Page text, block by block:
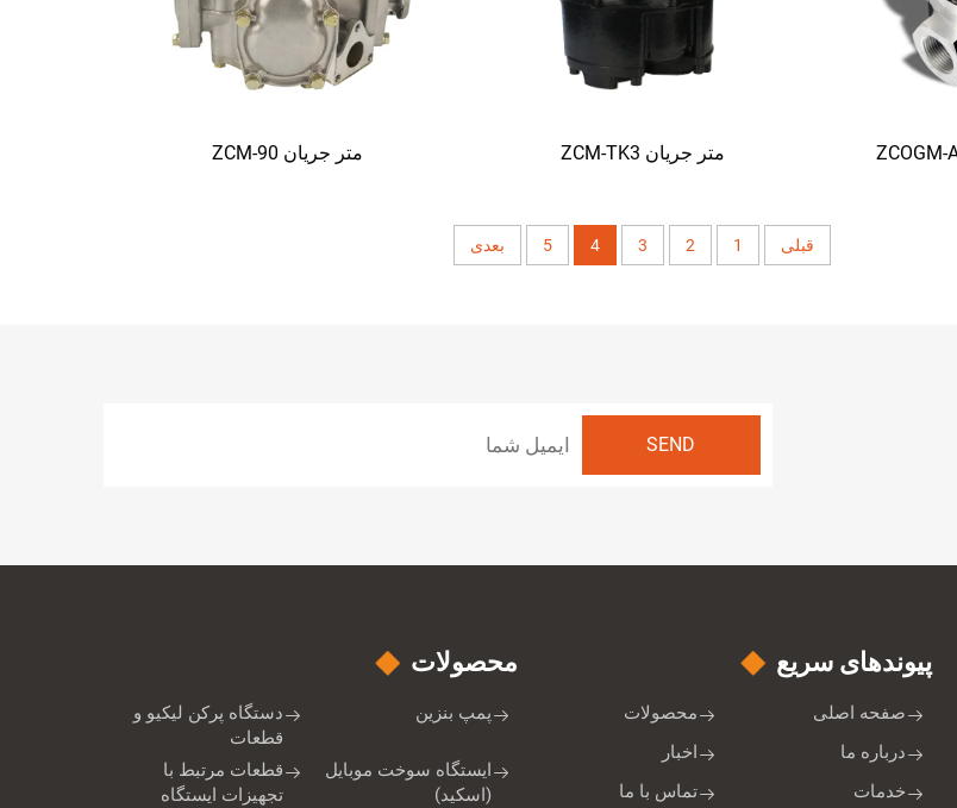
متر جریان ZCM-TK3 متر جریان ZCM-90
قبلی 1
2
3
4
5 بعدی
پیوند‌های سریع
صفحه اصلی
محصولات
درباره ما
اخبار
خدمات
تماس با ما
محصولات
پمپ بنزین
دستگاه پرکن لیکیو و
قطعات
ایستگاه سوخت موبایل
(اسکید)
قطعات مرتبط با
تجهیزات ایستگاه